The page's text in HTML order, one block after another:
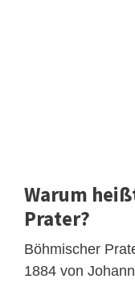
Warum
Prater?
Böhmischer
1884 von